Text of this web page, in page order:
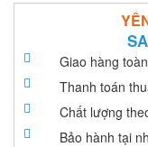
Giao hàng
Thanh toán
Chất lượng
Bảo hành tại